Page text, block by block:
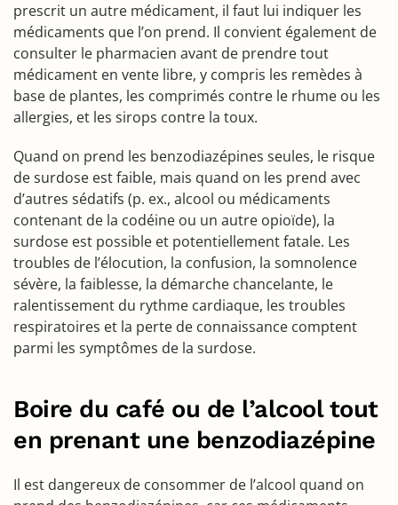
prescrit un autre médicament, il faut lui indiquer les
médicaments que l’on prend. Il convient également de
consulter le pharmacien avant de prendre tout
médicament en vente libre, y compris les remèdes à
base de plantes, les comprimés contre le rhume ou les
allergies, et les sirops contre la toux.
Quand on prend les benzodiazépines seules, le risque
de surdose est faible, mais quand on les prend avec
d’autres sédatifs (p. ex., alcool ou médicaments
contenant de la codéine ou un autre opioïde), la
surdose est possible et potentiellement fatale. Les
troubles de l’élocution, la confusion, la somnolence
sévère, la faiblesse, la démarche chancelante, le
ralentissement du rythme cardiaque, les troubles
respiratoires et la perte de connaissance comptent
parmi les symptômes de la surdose.
Boire du café ou de l’alcool tout
en prenant une benzodiazépine
Il est dangereux de consommer de l’alcool quand on